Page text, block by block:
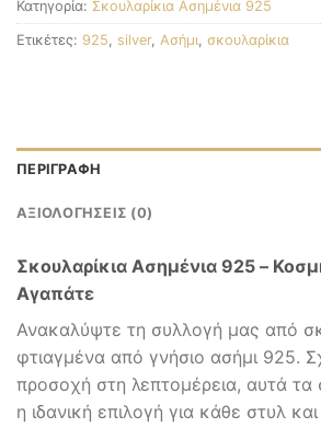
Κατηγορία: Σκουλαρίκια Ασημένια 925
Ετικέτες: 925, silver, Ασήμι, σκουλαρίκια
ΠΕΡΙΓΡΑΦΉ
ΑΞΙΟΛΟΓΉΣΕΙΣ (0)
Σκουλαρίκια Ασημένια 925 –
Αγαπάτε
Ανακαλύψτε τη συλλογή μας από
φτιαγμένα από γνήσιο ασήμι 925.
προσοχή στη λεπτομέρεια, αυτά τα
η ιδανική επιλογή για κάθε στυλ